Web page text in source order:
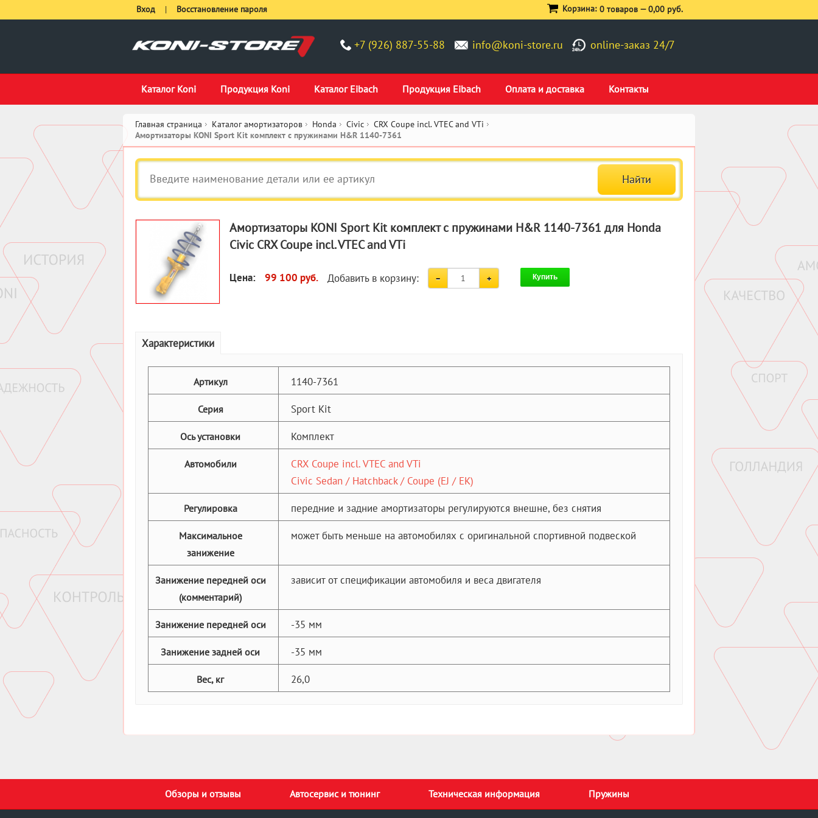
+7 (926) 887-55-88 info@koni-store.ru online-заказ 24/7
Каталог Koni Продукция Koni Каталог Eibach Продукция Eibach Оплата и доставка Контакты
Вход | Восстановление пароля Корзина: 0 товаров —0,00 руб.
Главная страница Каталог амортизаторов Honda Civic CRX Coupe incl. VTEC and VTi
Амортизаторы KONI Sport Kit комплект c пружинами H&R 1140-7361
Амортизаторы KONI Sport Kit комплект c пружинами H&R 1140-7361 для Honda
Civic CRX Coupe incl. VTEC and VTi
Цена: 99 100 руб. Добавить в корзину: Купить
Характеристики
Артикул 1140-7361
Серия Sport Kit
Ось установки Комплект
Автомобили
CRX Coupe incl. VTEC and VTi
Civic Sedan / Hatchback / Coupe (EJ / EK)
Регулировка передние и задние амортизаторы регулируются внешне, без снятия
Максимальное
занижение
может быть меньше на автомобилях с оригинальной спортивной подвеской
Занижение передней оси
(комментарий)
зависит от спецификации автомобиля и веса двигателя
Занижение передней оси -35 мм
Занижение задней оси -35 мм
Вес, кг 26,0
Обзоры и отзывы Автосервис и тюнинг Техническая информация Пружины